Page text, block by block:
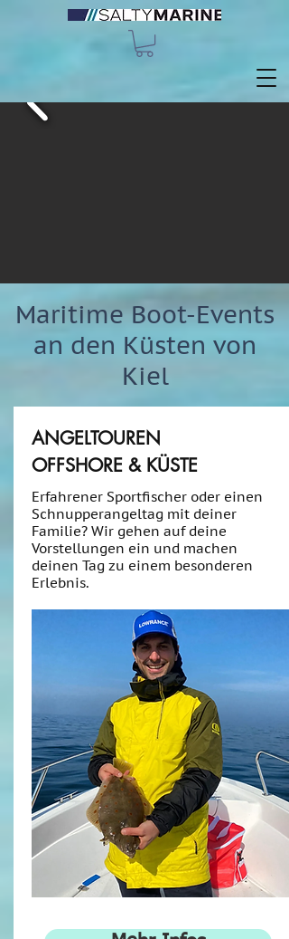
Maritime Boot-Events
an den Küsten von
Kiel
ANGELTOUREN
OFFSHORE & KÜSTE
Erfahrener Sportfischer oder einen
Schnupperangeltag mit deiner
Familie? Wir gehen auf deine
Vorstellungen ein und machen
deinen Tag zu einem besonderen
Erlebnis.